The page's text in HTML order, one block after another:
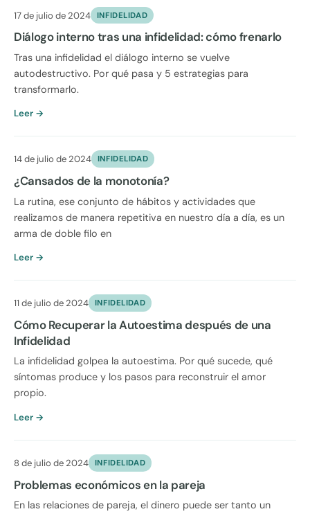
17 de julio de 2024 INFIDELIDAD
Diálogo interno tras una infidelidad: cómo frenarlo
Tras una infidelidad el diálogo interno se vuelve
autodestructivo. Por qué pasa y 5 estrategias para
transformarlo.
Leer →
14 de julio de 2024 INFIDELIDAD
¿Cansados de la monotonía?
La rutina, ese conjunto de hábitos y actividades que
realizamos de manera repetitiva en nuestro día a día, es un
arma de doble filo en
Leer →
11 de julio de 2024 INFIDELIDAD
Cómo Recuperar la Autoestima después de una
Infidelidad
La infidelidad golpea la autoestima. Por qué sucede, qué
síntomas produce y los pasos para reconstruir el amor
propio.
Leer →
8 de julio de 2024 INFIDELIDAD
Problemas económicos en la pareja
En las relaciones de pareja, el dinero puede ser tanto un